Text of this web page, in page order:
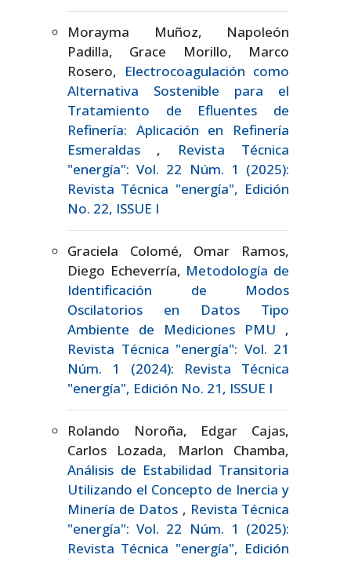
Morayma Muñoz, Napoleón
Padilla, Grace Morillo, Marco
Rosero, Electrocoagulación como
Alternativa Sostenible para el
Tratamiento de Efluentes de
Refinería: Aplicación en Refinería
Esmeraldas ,
Revista Técnica
"energía": Vol. 22 Núm. 1 (2025):
Revista Técnica "energía", Edición
No. 22, ISSUE I
Graciela Colomé, Omar Ramos,
Diego Echeverría, Metodología de
Identificación de Modos
Oscilatorios en Datos Tipo
Ambiente de Mediciones PMU ,
Revista Técnica "energía": Vol. 21
Núm. 1 (2024): Revista Técnica
"energía", Edición No. 21, ISSUE I
Rolando Noroña, Edgar Cajas,
Carlos Lozada, Marlon Chamba,
Análisis de Estabilidad Transitoria
Utilizando el Concepto de Inercia y
Minería de Datos , Revista Técnica
"energía": Vol. 22 Núm. 1 (2025):
Revista Técnica "energía", Edición